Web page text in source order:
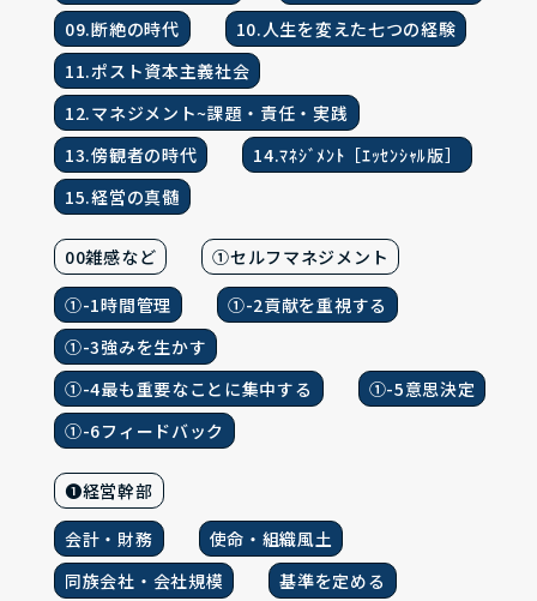
09.断絶の時代
10.人生を変えた七つの経験
11.ポスト資本主義社会
12.マネジメント~課題・責任・実践
13.傍観者の時代
14.ﾏﾈｼﾞﾒﾝﾄ［ｴｯｾﾝｼｬﾙ版］
15.経営の真髄
00雑感など
①セルフマネジメント
①-1時間管理
①-2貢献を重視する
①-3強みを生かす
①-4最も重要なことに集中する
①-5意思決定
①-6フィードバック
❶経営幹部
会計・財務
使命・組織風土
同族会社・会社規模
基準を定める